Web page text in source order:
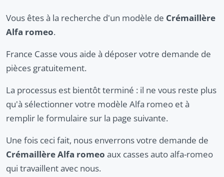
Vous êtes à la recherche d'un modèle de Crémaillère
Alfa romeo.
France Casse vous aide à déposer votre demande de
pièces gratuitement.
La processus est bientôt terminé : il ne vous reste plus
qu'à sélectionner votre modèle Alfa romeo et à
remplir le formulaire sur la page suivante.
Une fois ceci fait, nous enverrons votre demande de
Crémaillère Alfa romeo aux casses auto alfa-romeo
qui travaillent avec nous.